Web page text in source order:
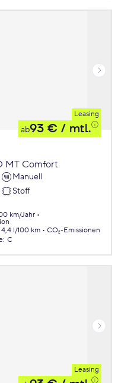
Leasing
ab93 € / mtl.
MT Comfort
Manuell
Stoff
km/Jahr
4,4 l/100 km
CO₂-Emissionen
: C
Leasing